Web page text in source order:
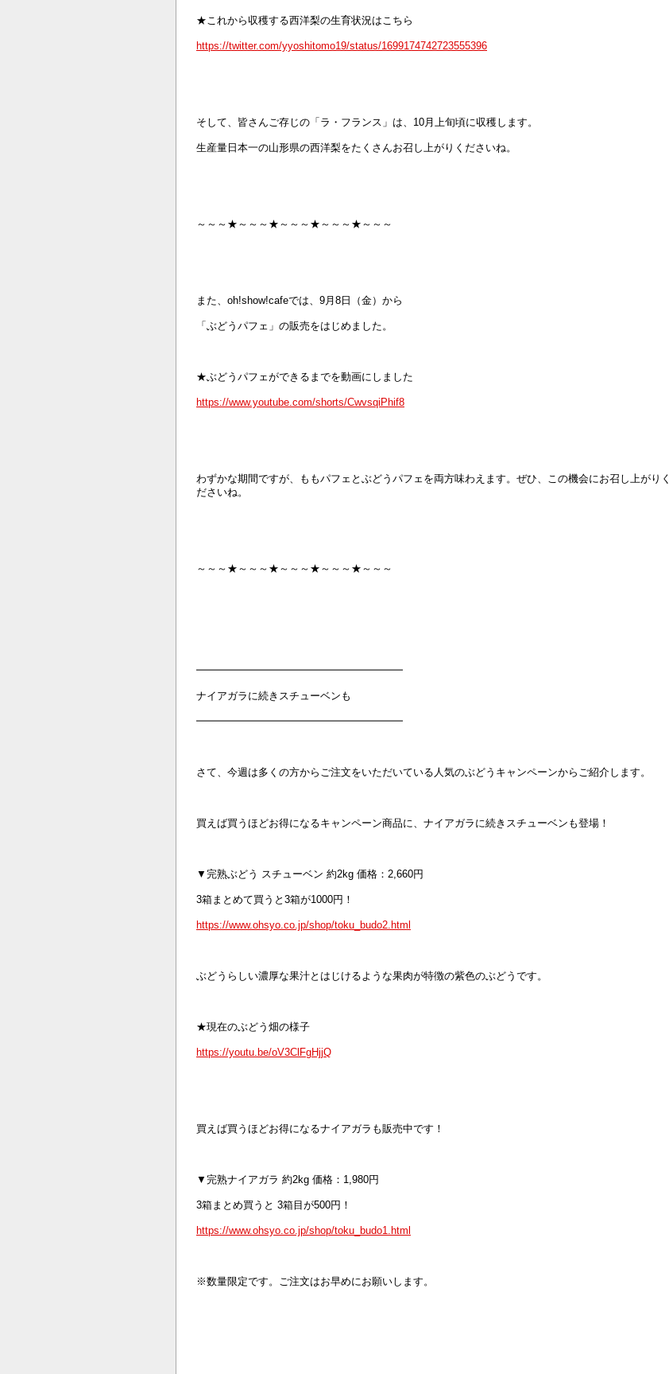
★これから収穫する西洋梨の生育状況はこちら
https://twitter.com/yyoshitomo19/status/1699174742723555396
そして、皆さんご存じの「ラ・フランス」は、10月上旬頃に収穫します。
生産量日本一の山形県の西洋梨をたくさんお召し上がりくださいね。
～～～★～～～★～～～★～～～★～～～
また、oh!show!cafeでは、9月8日（金）から
「ぶどうパフェ」の販売をはじめました。
★ぶどうパフェができるまでを動画にしました
https://www.youtube.com/shorts/CwvsqiPhif8
わずかな期間ですが、ももパフェとぶどうパフェを両方味わえます。ぜひ、この機会にお召し上がりく
ださいね。
～～～★～～～★～～～★～～～★～～～
━━━━━━━━━━━━━━━━━━━━
ナイアガラに続きスチューベンも
━━━━━━━━━━━━━━━━━━━━
さて、今週は多くの方からご注文をいただいている人気のぶどうキャンペーンからご紹介します。
買えば買うほどお得になるキャンペーン商品に、ナイアガラに続きスチューベンも登場！
▼完熟ぶどう スチューベン 約2kg 価格：2,660円
3箱まとめて買うと3箱が1000円！
https://www.ohsyo.co.jp/shop/toku_budo2.html
ぶどうらしい濃厚な果汁とはじけるような果肉が特徴の紫色のぶどうです。
★現在のぶどう畑の様子
https://youtu.be/oV3ClFgHjjQ
買えば買うほどお得になるナイアガラも販売中です！
▼完熟ナイアガラ 約2kg 価格：1,980円
3箱まとめ買うと 3箱目が500円！
https://www.ohsyo.co.jp/shop/toku_budo1.html
※数量限定です。ご注文はお早めにお願いします。